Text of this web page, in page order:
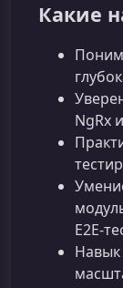
Какие
NgRx
Навык